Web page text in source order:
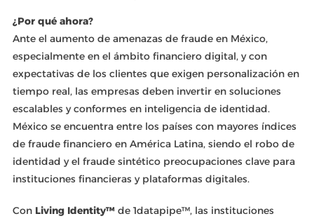
¿Por qué ahora?
Ante el aumento de amenazas de fraude en México,
especialmente en el ámbito financiero digital, y con
expectativas de los clientes que exigen personalización en
tiempo real, las empresas deben invertir en soluciones
escalables y conformes en inteligencia de identidad.
México se encuentra entre los países con mayores índices
de fraude financiero en América Latina, siendo el robo de
identidad y el fraude sintético preocupaciones clave para
instituciones financieras y plataformas digitales.
Con Living Identity™de 1datapipe™, las instituciones